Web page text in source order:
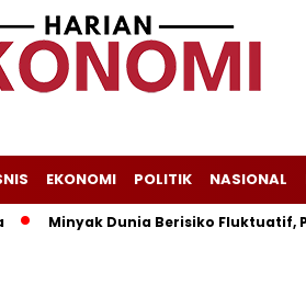
EKONOMI POLITIK NASIONAL
Minyak Dunia Berisiko Fluktuatif,